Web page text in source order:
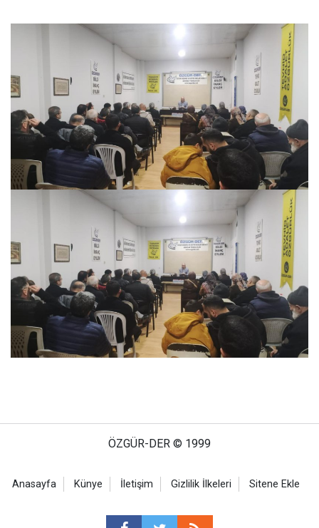
ÖZGÜR-DER © 1999
Anasayfa Künye İletişim Gizlilik İlkeleri Sitene Ekle